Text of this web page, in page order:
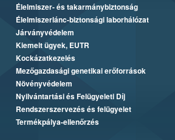
Élelmiszer- és takarmánybiztonság
Élelmiszerlánc-biztonsági laborhálózat
Járványvédelem
Kiemelt ügyek, EUTR
Kockázatkezelés
Mezőgazdasági genetikai erőforrások
Növényvédelem
Nyilvántartási és Felügyeleti Díj
Rendszerszervezés és felügyelet
Termékpálya-ellenőrzés